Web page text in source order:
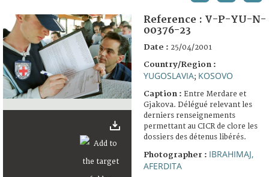
FAQ
Reference : V-P-YU-N-
00376-23
Date : 25/04/2001
Country/Region :
YUGOSLAVIA; KOSOVO
Caption : Entre Merdare et
Gjakova. Délégué relevant les
derniers renseignements
permettant au CICR de clore les
dossiers des détenus libérés.
Photographer : IBRAHIMAJ,
AFERDITA